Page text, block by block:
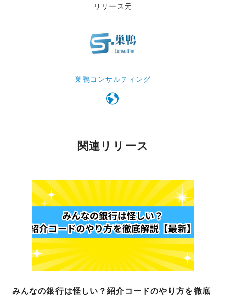
リリース元
巣鴨コンサルティング
関連リリース
みんなの銀行は怪しい？紹介コードのやり方を徹底